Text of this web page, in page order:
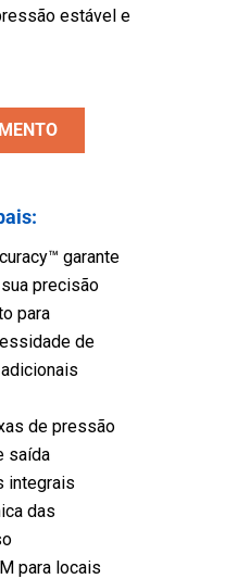
estável e
garante
precisão
para
de
de pressão
saída
integrais
das
para locais